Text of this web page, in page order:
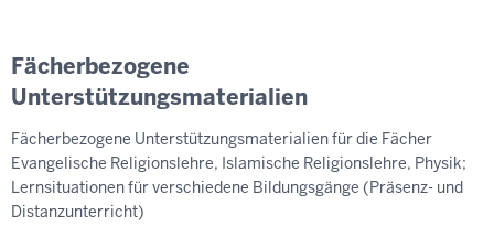
Fächerbezogene
Unterstützungsmaterialien
Fächerbezogene Unterstützungsmaterialien für die Fächer
Evangelische Religionslehre, Islamische Religionslehre, Physik;
Lernsituationen für verschiedene Bildungsgänge (Präsenz- und
Distanzunterricht)